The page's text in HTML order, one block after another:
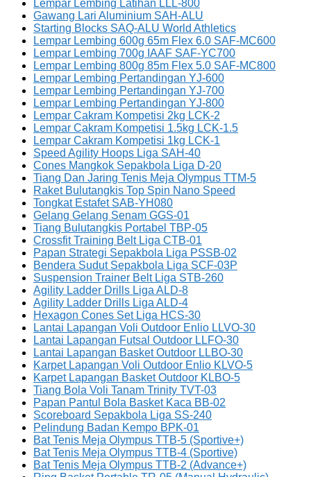
Lempar Lembing Latihan LLL-800
Gawang Lari Aluminium SAH-ALU
Starting Blocks SAQ-ALU World Athletics
Lempar Lembing 600g 65m Flex 6.0 SAF-MC600
Lempar Lembing 700g IAAF SAF-YC700
Lempar Lembing 800g 85m Flex 5.0 SAF-MC800
Lempar Lembing Pertandingan YJ-600
Lempar Lembing Pertandingan YJ-700
Lempar Lembing Pertandingan YJ-800
Lempar Cakram Kompetisi 2kg LCK-2
Lempar Cakram Kompetisi 1.5kg LCK-1.5
Lempar Cakram Kompetisi 1kg LCK-1
Speed Agility Hoops Liga SAH-40
Cones Mangkok Sepakbola Liga D-20
Tiang Dan Jaring Tenis Meja Olympus TTM-5
Raket Bulutangkis Top Spin Nano Speed
Tongkat Estafet SAB-YH080
Gelang Gelang Senam GGS-01
Tiang Bulutangkis Portabel TBP-05
Crossfit Training Belt Liga CTB-01
Papan Strategi Sepakbola Liga PSSB-02
Bendera Sudut Sepakbola Liga SCF-03P
Suspension Trainer Belt Liga STB-260
Agility Ladder Drills Liga ALD-8
Agility Ladder Drills Liga ALD-4
Hexagon Cones Set Liga HCS-30
Lantai Lapangan Voli Outdoor Enlio LLVO-30
Lantai Lapangan Futsal Outdoor LLFO-30
Lantai Lapangan Basket Outdoor LLBO-30
Karpet Lapangan Voli Outdoor Enlio KLVO-5
Karpet Lapangan Basket Outdoor KLBO-5
Tiang Bola Voli Tanam Trinity TVT-03
Papan Pantul Bola Basket Kaca BB-02
Scoreboard Sepakbola Liga SS-240
Pelindung Badan Kempo BPK-01
Bat Tenis Meja Olympus TTB-5 (Sportive+)
Bat Tenis Meja Olympus TTB-4 (Sportive)
Bat Tenis Meja Olympus TTB-2 (Advance+)